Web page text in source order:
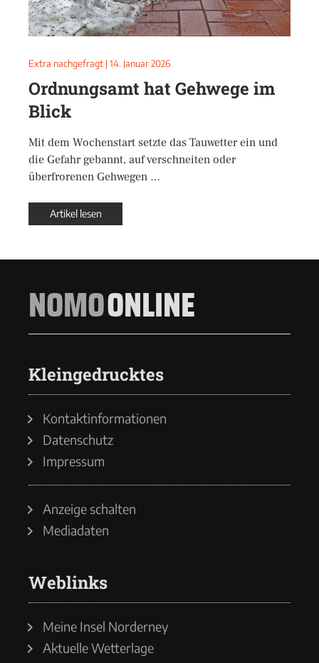
Extra nachgefragt | 14. Januar 2026
Ordnungsamt hat Gehwege im
Blick
Mit dem Wochenstart setzte das Tauwetter ein und
die Gefahr gebannt, auf verschneiten oder
überfrorenen Gehwegen …
Artikel lesen
NOMOONLINE
Kleingedrucktes
Kontaktinformationen
Datenschutz
Impressum
Anzeige schalten
Mediadaten
Weblinks
Meine Insel Norderney
Aktuelle Wetterlage